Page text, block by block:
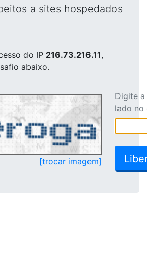
a sites hospedados
do IP 216.73.216.11,
abaixo.
[trocar imagem]
Digite
lado no